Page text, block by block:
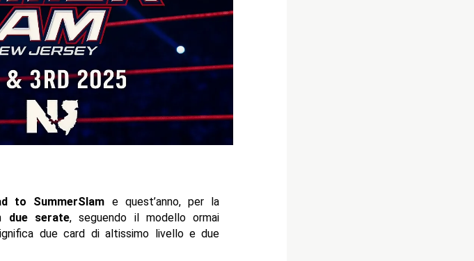
to SummerSlam e quest’anno, per la
due serate, seguendo il modello ormai
due card di altissimo livello e due